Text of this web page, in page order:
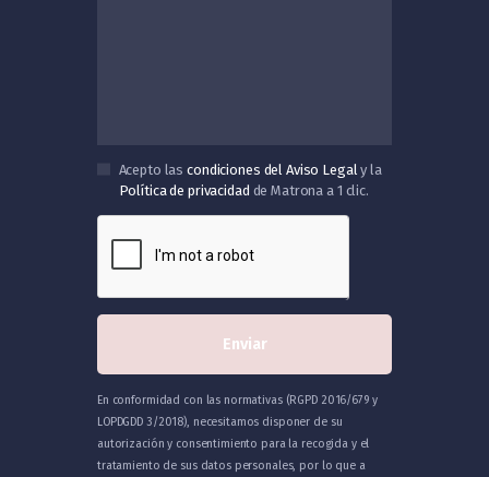
Acepto lascondiciones del Aviso Legal y la
Política de privacidad de Matrona a 1 clic.
En conformidad con las normativas (RGPD 2016/679 y
LOPDGDD 3/2018), necesitamos disponer de su
autorización y consentimiento para la recogida y el
tratamiento de sus datos personales, por lo que a